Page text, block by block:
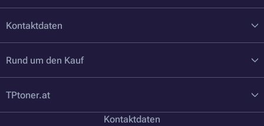
Kontaktdaten
Rund um den Kauf
TPtoner.at
Kontaktdaten